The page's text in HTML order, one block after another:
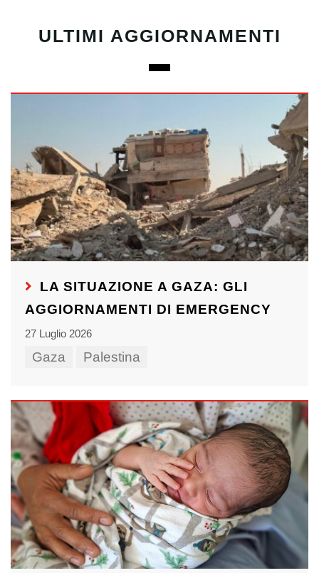
ULTIMI AGGIORNAMENTI
LA SITUAZIONE A GAZA: GLI
AGGIORNAMENTI DI EMERGENCY
27 Luglio 2026
Gaza Palestina